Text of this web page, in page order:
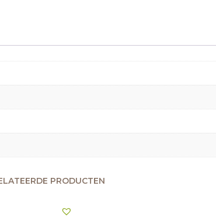
PRODUCTEN